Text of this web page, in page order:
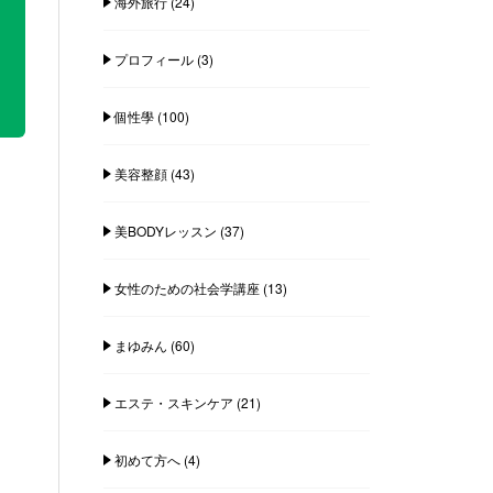
プロフィール(3)
個性學(100)
美容整顔(43)
美BODYレッスン (37)
女性のための社会学講座(13)
まゆみん (60)
エステ・スキンケア (21)
初めて方へ(4)